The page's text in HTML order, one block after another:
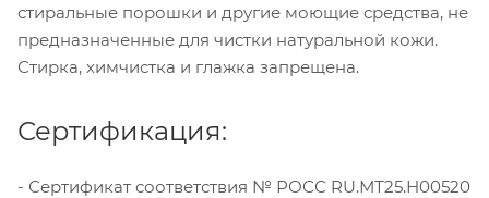
стиральные порошки и другие моющие средства, не
предназначенные для чистки натуральной кожи.
Стирка, химчистка и глажка запрещена.
Сертификация:
- Сертификат соответствия № РОСС RU.МТ25.Н00520